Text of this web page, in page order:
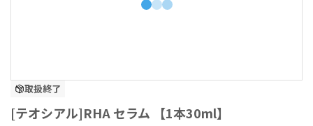
取扱終了
[テオシアル]RHA セラム 【1本30ml】